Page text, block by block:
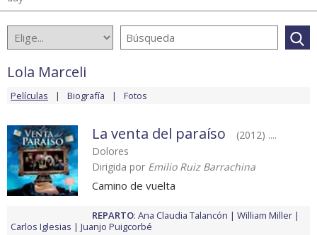
Lola Marceli
Películas Biografía Fotos
La venta del paraíso
(2012) ....
Dolores
Dirigida por Emilio Ruiz Barrachina
Camino de vuelta
REPARTO: Ana Claudia Talancón
William Miller
Carlos Iglesias
Juanjo Puigcorbé